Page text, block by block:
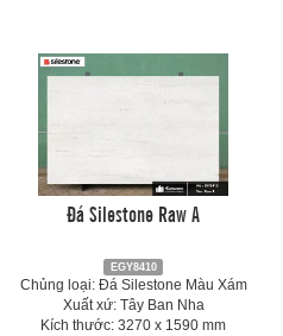
Đá Silestone Raw A
EGY8410
Chủng loại: Đá Silestone Màu Xám
Xuất xứ: Tây Ban Nha
Kích thước: 3270 x 1590 mm